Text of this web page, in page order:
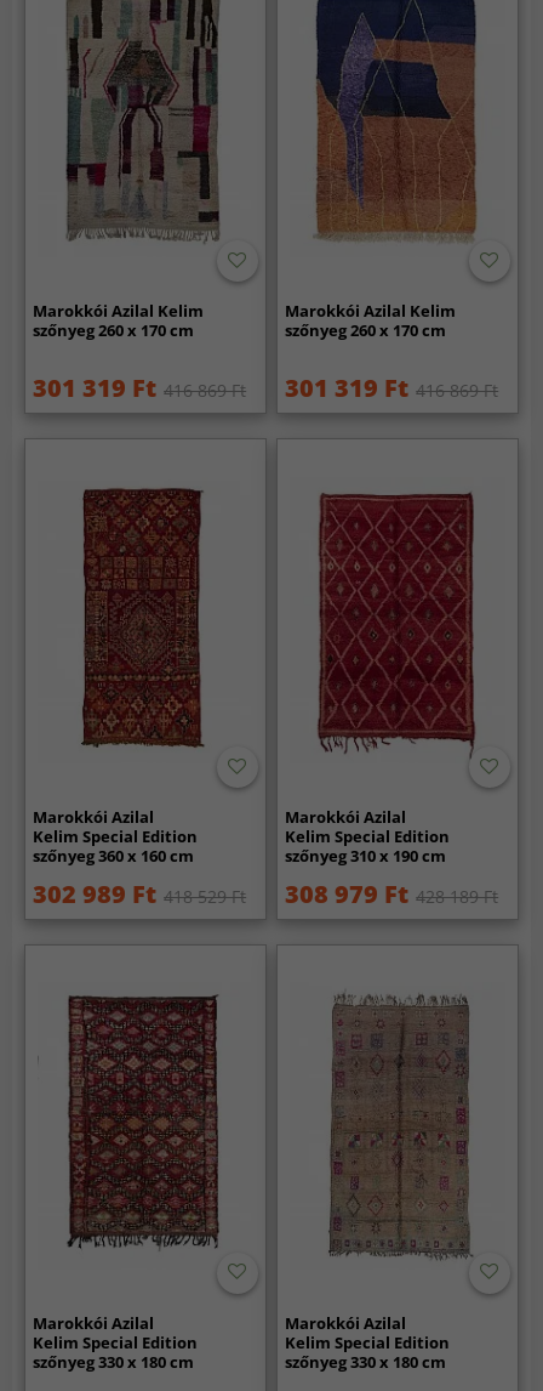
Marokkói Azilal Kelim
szőnyeg 260 x 170 cm
301 319 Ft 416 869 Ft
Marokkói Azilal Kelim
szőnyeg 260 x 170 cm
301 319 Ft 416 869 Ft
Marokkói Azilal
Kelim Special Edition
szőnyeg 360 x 160 cm
302 989 Ft 418 529 Ft
Marokkói Azilal
Kelim Special Edition
szőnyeg 310 x 190 cm
308 979 Ft 428 189 Ft
Marokkói Azilal
Kelim Special Edition
szőnyeg 330 x 180 cm
Marokkói Azilal
Kelim Special Edition
szőnyeg 330 x 180 cm